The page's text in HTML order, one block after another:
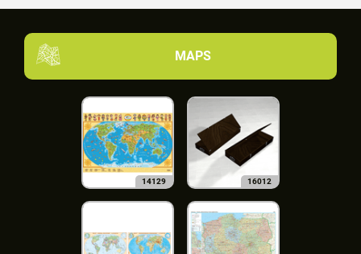
MAPS
14129 16012